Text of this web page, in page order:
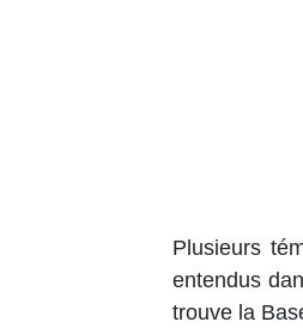
Plusieurs
entendus
trouve la